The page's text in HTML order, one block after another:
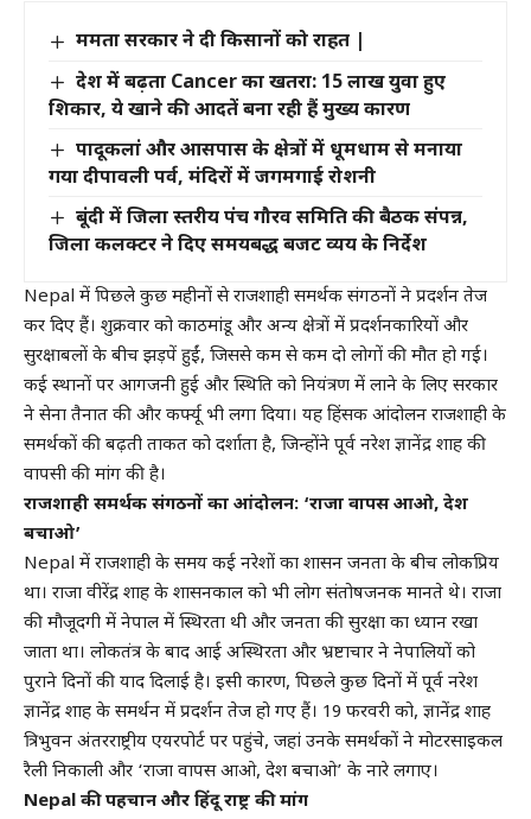
ममता सरकार ने दी किसानों को राहत |
देश में बढ़ता Cancer का खतरा: 15 लाख युवा हुए
शिकार, ये खाने की आदतें बना रही हैं मुख्य कारण
पादूकलां और आसपास के क्षेत्रों में धूमधाम से मनाया
गया दीपावली पर्व, मंदिरों में जगमगाई रोशनी
बूंदी में जिला स्तरीय पंच गौरव समिति की बैठक संपन्न,
जिला कलक्टर ने दिए समयबद्ध बजट व्यय के निर्देश
Nepal में पिछले कुछ महीनों से राजशाही समर्थक संगठनों ने प्रदर्शन तेज
कर दिए हैं। शुक्रवार को काठमांडू और अन्य क्षेत्रों में प्रदर्शनकारियों और
सुरक्षाबलों के बीच झड़पें हुईं, जिससे कम से कम दो लोगों की मौत हो गई।
कई स्थानों पर आगजनी हुई और स्थिति को नियंत्रण में लाने के लिए सरकार
ने सेना तैनात की और कर्फ्यू भी लगा दिया। यह हिंसक आंदोलन राजशाही के
समर्थकों की बढ़ती ताकत को दर्शाता है, जिन्होंने पूर्व नरेश ज्ञानेंद्र शाह की
वापसी की मांग की है।
राजशाही समर्थक संगठनों का आंदोलन: ‘राजा वापस आओ, देश
बचाओ’
Nepal में राजशाही के समय कई नरेशों का शासन जनता के बीच लोकप्रिय
था। राजा वीरेंद्र शाह के शासनकाल को भी लोग संतोषजनक मानते थे। राजा
की मौजूदगी में नेपाल में स्थिरता थी और जनता की सुरक्षा का ध्यान रखा
जाता था। लोकतंत्र के बाद आई अस्थिरता और भ्रष्टाचार ने नेपालियों को
पुराने दिनों की याद दिलाई है। इसी कारण, पिछले कुछ दिनों में पूर्व नरेश
ज्ञानेंद्र शाह के समर्थन में प्रदर्शन तेज हो गए हैं। 19 फरवरी को, ज्ञानेंद्र शाह
त्रिभुवन अंतरराष्ट्रीय एयरपोर्ट पर पहुंचे, जहां उनके समर्थकों ने मोटरसाइकल
रैली निकाली और ‘राजा वापस आओ, देश बचाओ’ के नारे लगाए।
Nepal की पहचान और हिंदू राष्ट्र की मांग